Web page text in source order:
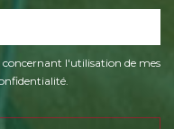
l'utilisation de mes
.